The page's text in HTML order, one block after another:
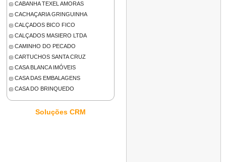
CABANHA TEXEL AMORAS
CACHAÇARIA GRINGUINHA
CALÇADOS BICO FICO
CALÇADOS MASIERO LTDA
CAMINHO DO PECADO
CARTUCHOS SANTA CRUZ
CASA BLANCA IMÓVEIS
CASA DAS EMBALAGENS
CASA DO BRINQUEDO
Soluções CRM